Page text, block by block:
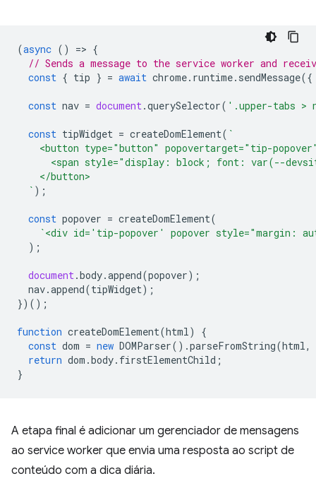
(async () => {
// Sends a message to the service worker and
const { tip } = await chrome. runtime. sendMessage({
const nav = document.querySelector( '.upper-tabs >
const tipWidget = createDomElement( `
<button type="button" popovertarget="tip-
<span style="display: block; font: var(--
    </button>
  `
);
const popover = createDomElement(
`<div id='tip-popover' popover style="margin:
);
document.body.append(popover);
nav.append(tipWidget);
})();
function createDomElement(html)
{
const dom = new DOMParser().parseFromString(html,
return dom .body. firstElementChild ;
}
A etapa final é adicionar um gerenciador de mensagens
ao service worker que envia uma resposta ao script de
conteúdo com a dica diária.